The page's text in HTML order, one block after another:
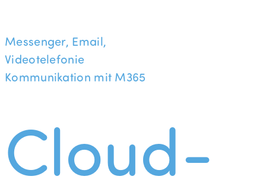
Messenger, Email,
Videotelefonie
Kommunikation mit M365
Cloud-